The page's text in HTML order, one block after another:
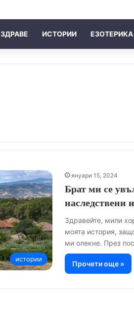
ЗДРАВЕ ИСТОРИИ ЕЗОТЕРИКА
истории
януари 15, 2024
Брат ми се
наследствени
Здравейте, мили
моята история,
ми олекне. През
Прочети още »